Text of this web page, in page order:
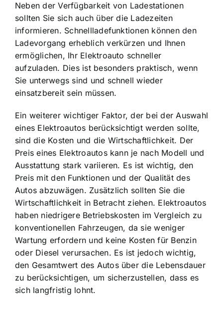
Neben der Verfügbarkeit von Ladestationen
sollten Sie sich auch über die Ladezeiten
informieren. Schnellladefunktionen können den
Ladevorgang erheblich verkürzen und Ihnen
ermöglichen, Ihr Elektroauto schneller
aufzuladen. Dies ist besonders praktisch, wenn
Sie unterwegs sind und schnell wieder
einsatzbereit sein müssen.
Ein weiterer wichtiger Faktor, der bei der Auswahl
eines Elektroautos berücksichtigt werden sollte,
sind die Kosten und die Wirtschaftlichkeit. Der
Preis eines Elektroautos kann je nach Modell und
Ausstattung stark variieren. Es ist wichtig, den
Preis mit den Funktionen und der Qualität des
Autos abzuwägen. Zusätzlich sollten Sie die
Wirtschaftlichkeit in Betracht ziehen. Elektroautos
haben niedrigere Betriebskosten im Vergleich zu
konventionellen Fahrzeugen, da sie weniger
Wartung erfordern und keine Kosten für Benzin
oder Diesel verursachen. Es ist jedoch wichtig,
den Gesamtwert des Autos über die Lebensdauer
zu berücksichtigen, um sicherzustellen, dass es
sich langfristig lohnt.